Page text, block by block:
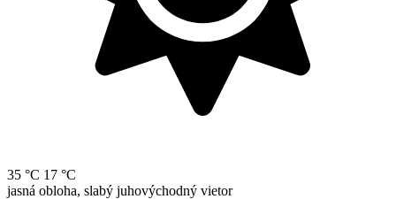
35 °C 17 °C
jasná obloha, slabý juhovýchodný vietor